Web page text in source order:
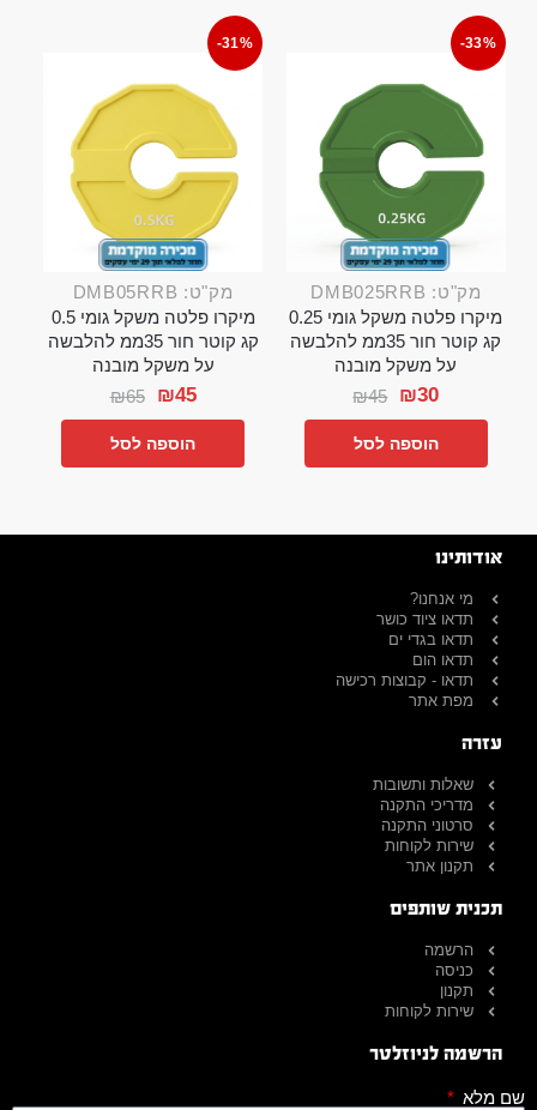
-33%
מק"ט: DMB025RRB
מיקרו פלטה משקל גומי 0.25
קג קוטר חור 35ממ להלבשה
על משקל מובנה
₪45 ₪30
הוספה לסל
-31%
מק"ט: DMB05RRB
מיקרו פלטה משקל גומי 0.5
קג קוטר חור 35ממ להלבשה
על משקל מובנה
₪65 ₪45
הוספה לסל
אודותינו
מי אנחנו?
תדאו ציוד כושר
תדאו בגדי ים
תדאו הום
תדאו - קבוצות רכישה
מפת אתר
עזרה
שאלות ותשובות
מדריכי התקנה
סרטוני התקנה
שירות לקוחות
תקנון אתר
תכנית שותפים
הרשמה
כניסה
תקנון
שירות לקוחות
הרשמה לניוזלטר
שם מלא